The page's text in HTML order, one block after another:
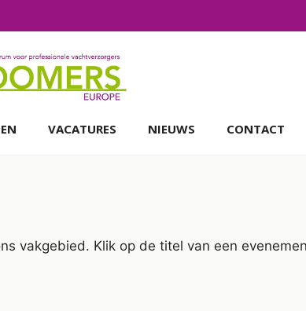
VACATURES NIEUWS CONTACT
vakgebied. Klik op de titel van een